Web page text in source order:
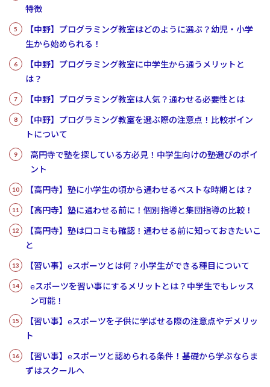
特徴
【中野】プログラミング教室はどのように選ぶ？幼児・小学
生から始められる！
【中野】プログラミング教室に中学生から通うメリットと
は？
【中野】プログラミング教室は人気？通わせる必要性とは
【中野】プログラミング教室を選ぶ際の注意点！比較ポイン
トについて
高円寺で塾を探している方必見！中学生向けの塾選びのポイ
ント
【高円寺】塾に小学生の頃から通わせるベストな時期とは？
【高円寺】塾に通わせる前に！個別指導と集団指導の比較！
【高円寺】塾は口コミも確認！通わせる前に知っておきたいこ
と
【習い事】eスポーツとは何？小学生ができる種目について
eスポーツを習い事にするメリットとは？中学生でもレッス
ン可能！
【習い事】eスポーツを子供に学ばせる際の注意点やデメリッ
ト
【習い事】eスポーツと認められる条件！基礎から学ぶならま
ずはスクールへ